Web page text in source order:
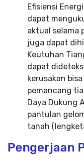
Efisiensi
dapat
aktual selama
juga dapat
Keutuhan
dapat
kerusakan
pemancang
Daya Dukung
pantulan
tanah
Pengerjaan